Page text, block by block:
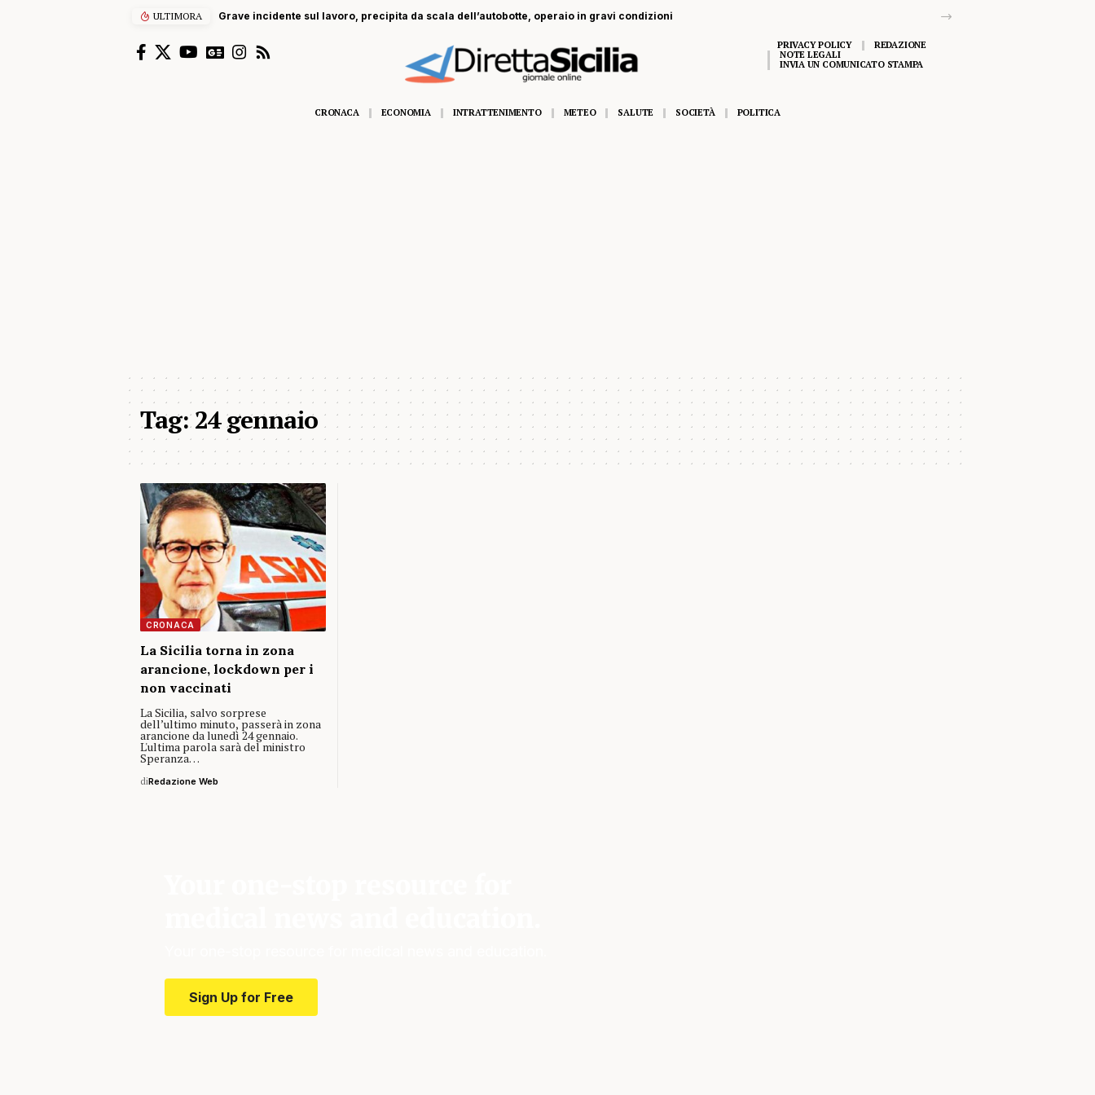
ULTIMORA Grave incidente sul lavoro, precipita da scala dell’autobotte, operaio in gravi condizioni
PRIVACY POLICY
REDAZIONE
NOTE LEGALI
INVIA UN COMUNICATO STAMPA
CRONACA ECONOMIA INTRATTENIMENTO METEO SALUTE SOCIETÀ POLITICA
Tag:24 gennaio
CRONACA
La Sicilia torna in zona
arancione, lockdown per i
non vaccinati
La Sicilia, salvo sorprese
dell’ultimo minuto, passerà in zona
arancione da lunedì 24 gennaio.
L'ultima parola sarà del ministro
Speranza…
diRedazione Web
Sign Up for Free